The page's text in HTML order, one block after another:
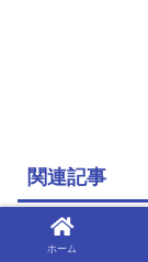
関連記事
ホーム